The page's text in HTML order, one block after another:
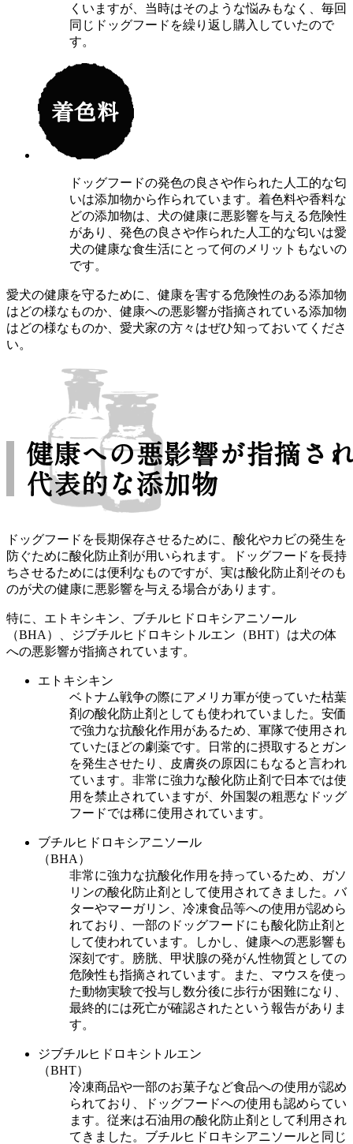
くいますが、当時はそのような悩みもなく、毎回
同じドッグフードを繰り返し購入していたので
す。
ドッグフードの発色の良さや作られた人工的な匂
いは添加物から作られています。着色料や香料な
どの添加物は、犬の健康に悪影響を与える危険性
があり、発色の良さや作られた人工的な匂いは愛
犬の健康な食生活にとって何のメリットもないの
です。
愛犬の健康を守るために、健康を害する危険性のある添加物
はどの様なものか、健康への悪影響が指摘されている添加物
はどの様なものか、愛犬家の方々はぜひ知っておいてくださ
い。
ドッグフードを長期保存させるために、酸化やカビの発生を
防ぐために酸化防止剤が用いられます。ドッグフードを長持
ちさせるためには便利なものですが、実は酸化防止剤そのも
のが犬の健康に悪影響を与える場合があります。
特に、エトキシキン、ブチルヒドロキシアニソール
（BHA）、ジブチルヒドロキシトルエン（BHT）は犬の体
への悪影響が指摘されています。
エトキシキン
ベトナム戦争の際にアメリカ軍が使っていた枯葉
剤の酸化防止剤としても使われていました。安価
で強力な抗酸化作用があるため、軍隊で使用され
ていたほどの劇薬です。日常的に摂取するとガン
を発生させたり、皮膚炎の原因にもなると言われ
ています。非常に強力な酸化防止剤で日本では使
用を禁止されていますが、外国製の粗悪なドッグ
フードでは稀に使用されています。
ブチルヒドロキシアニソール
（BHA）
非常に強力な抗酸化作用を持っているため、ガソ
リンの酸化防止剤として使用されてきました。バ
ターやマーガリン、冷凍食品等への使用が認めら
れており、一部のドッグフードにも酸化防止剤と
して使われています。しかし、健康への悪影響も
深刻です。膀胱、甲状腺の発がん性物質としての
危険性も指摘されています。また、マウスを使っ
た動物実験で投与し数分後に歩行が困難になり、
最終的には死亡が確認されたという報告がありま
す。
ジブチルヒドロキシトルエン
（BHT）
冷凍商品や一部のお菓子など食品への使用が認め
られており、ドッグフードへの使用も認めらてい
ます。従来は石油用の酸化防止剤として利用され
てきました。ブチルヒドロキシアニソールと同じ